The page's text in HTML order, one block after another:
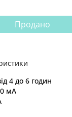
Продано
4 до 6 годин
мА